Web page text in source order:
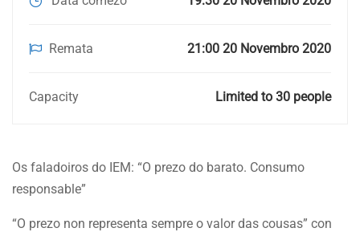
Remata 21:00 20 Novembro 2020
Capacity Limited to 30 people
Os faladoiros do IEM: “O prezo do barato. Consumo
responsable”
“O prezo non representa sempre o valor das cousas” con